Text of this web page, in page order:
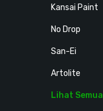
Kansai Paint
No Drop
San-Ei
Artolite
Lihat Semua